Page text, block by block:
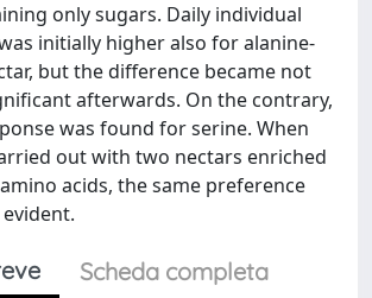
only sugars. Daily individual
initially higher also for alanine-
but the difference became not
afterwards. On the contrary,
was found for serine. When
out with two nectars enriched
acids, the same preference
Scheda completa